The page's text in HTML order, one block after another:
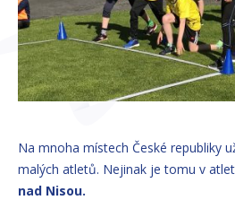
Na mnoha místech České republiky
malých atletů. Nejinak je tomu v
nad Nisou.